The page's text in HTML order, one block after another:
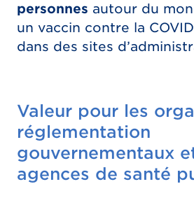
personnes autour du
un vaccin contre la
dans des sites
Valeur pour les
réglementation
gouvernementaux
agences de santé